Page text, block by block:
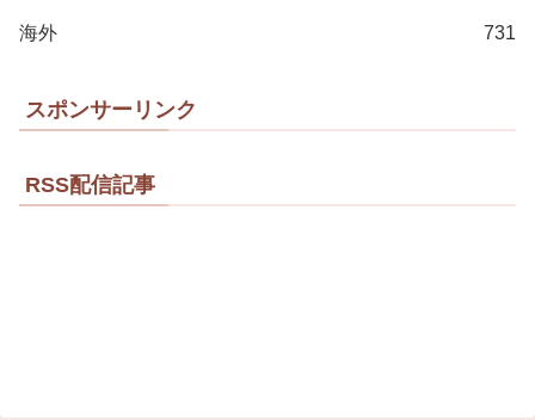
海外 731
スポンサーリンク
RSS配信記事